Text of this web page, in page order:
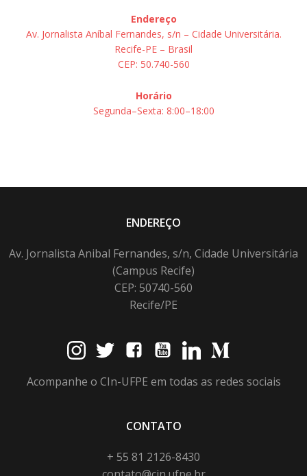
Endereço
Av. Jornalista Aníbal Fernandes, s/n – Cidade Universitária.
Recife-PE – Brasil
CEP: 50.740-560
Horário
Segunda–Sexta: 8:00–18:00
ENDEREÇO
Av. Jornalista Anibal Fernandes, s/n, Cidade Universitária
(Campus Recife)
CEP: 50740-560
Recife/PE
Acompanhe o CIn-UFPE em todas as redes sociais
CONTATO
+ 55 81 2126-8430